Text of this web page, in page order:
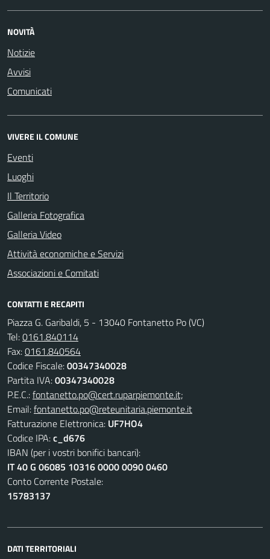
NOVITÀ
Notizie
Avvisi
Comunicati
VIVERE IL COMUNE
Eventi
Luoghi
Il Territorio
Galleria Fotografica
Galleria Video
Attività economiche e Servizi
Associazioni e Comitati
CONTATTI E RECAPITI
Piazza G. Garibaldi, 5 - 13040 Fontanetto Po (VC)
Tel:0161.840114
Fax:0161.840564
Codice Fiscale:00347340028
Partita IVA:00347340028
P.E.C.:fontanetto.po@cert.ruparpiemonte.it;
Email:fontanetto.po@reteunitaria.piemonte.it
Fatturazione Elettronica: UF7HO4
Codice IPA:c_d676
IBAN (per i vostri bonifici bancari):
IT 40 G 06085 10316 0000 0090 0460
Conto Corrente Postale:
15783137
DATI TERRITORIALI